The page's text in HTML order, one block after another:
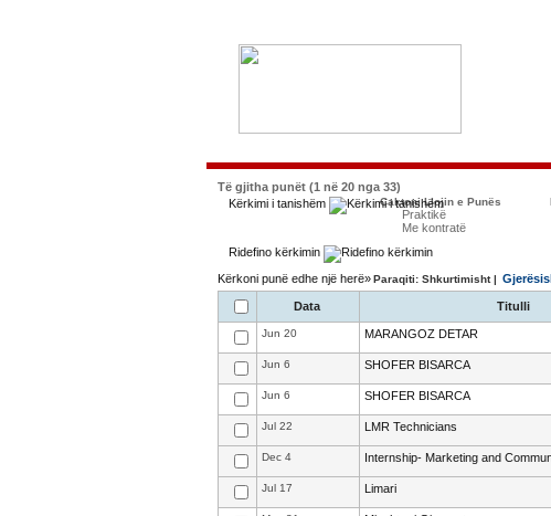
Të gjitha punët (1 në 20 nga 33)
Kërkimi i tanishëm
Caktoni Llojin e Punës
Praktikë
Me kontratë
Ridefino kërkimin
Kërkoni punë edhe një herë»Paraqiti: Shkurtimisht |
Data Titulli
Jun 20 MARANGOZ DETAR
Jun 6 SHOFER BISARCA
Jun 6 SHOFER BISARCA
Jul 22 LMR Technicians
Dec 4 Internship- Marketing and
Jul 17 Limari